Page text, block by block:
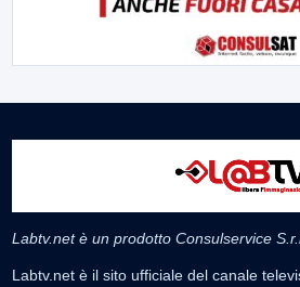
Labtv.net è un prodotto Consulservice
Labtv.net è il sito ufficiale del canale